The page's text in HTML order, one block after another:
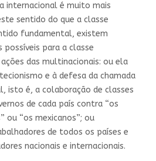
internacional é muito mais
sentido do que a classe
fundamental, existem
para a classe
das multinacionais: ou ela
e à defesa da chamada
isto é, a colaboração de classes
de cada país contra “os
ou “os mexicanos”; ou
de todos os países e
nacionais e internacionais.